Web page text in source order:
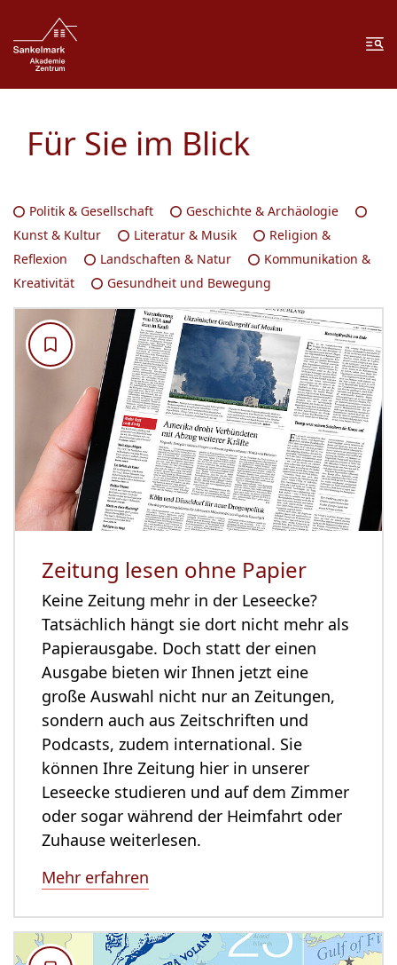
Zum Inhalt springen
Zur Fußzeile springen
Für Sie im Blick
Politik & Gesellschaft
Geschichte & Archäologie
Kunst & Kultur
Literatur & Musik
Religion &
Reflexion
Landschaften & Natur
Kommunikation &
Kreativität
Gesundheit und Bewegung
Zeitung lesen ohne Papier
Keine Zeitung mehr in der Leseecke?
Tatsächlich hängt sie dort nicht mehr als
Papierausgabe. Doch statt der einen
Ausgabe bieten wir Ihnen jetzt eine
große Auswahl nicht nur an Zeitungen,
sondern auch aus Zeitschriften und
Podcasts, zudem international. Sie
können Ihre Zeitung hier in unserer
Leseecke studieren und auf dem Zimmer
oder sogar während der Heimfahrt oder
Zuhause weiterlesen.
Mehr erfahren